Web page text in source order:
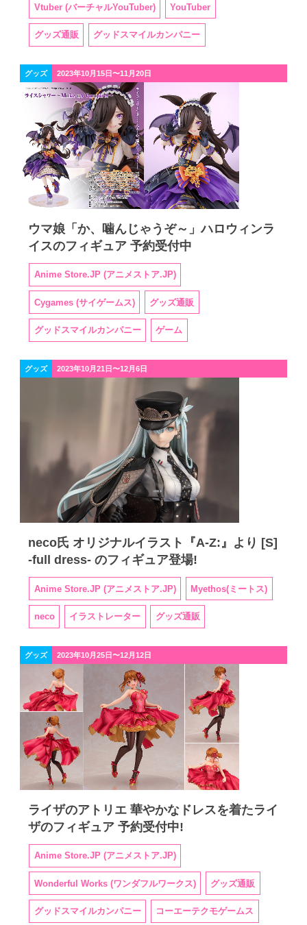
Vtuber (バーチャルYouTuber) YouTuber
グッズ通販 グッドスマイルカンパニー
グッズ 2023年10月15日〜11月20日
ウマ娘「か、噛んじゃうぞ～」ハロウィンラ
イスのフィギュア 予約受付中
Anime Store.JP (アニメストア.JP)
Cygames (サイゲームス) グッズ通販
グッドスマイルカンパニー ゲーム
グッズ 2023年10月21日〜12月6日
neco氏 オリジナルイラスト『A-Z:』より [S]
-full dress- のフィギュア登場!
Anime Store.JP (アニメストア.JP) Myethos(ミートス)
neco イラストレーター グッズ通販
グッズ 2023年10月25日〜12月12日
ライザのアトリエ 華やかなドレスを着たライ
ザのフィギュア 予約受付中!
Anime Store.JP (アニメストア.JP)
Wonderful Works (ワンダフルワークス) グッズ通販
グッドスマイルカンパニー コーエーテクモゲームス